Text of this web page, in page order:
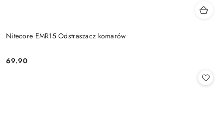
Nitecore EMR15 Odstraszacz komarów
Cena:
69.90